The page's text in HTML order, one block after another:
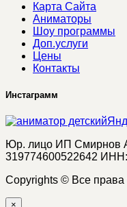
Карта Сайта
Аниматоры
Шоу программы
Доп.услуги
Цены
Контакты
Инстаграмм
Юр. лицо ИП Смирнов
319774600522642
Copyrights © Все
×